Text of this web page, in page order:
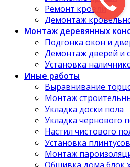
Ремонт кровли
Демонтаж
Монтаж деревянных
Подгонка окон и
Демонтаж дверей и
Установка
Иные работы
Выравнивание
Монтаж
Укладка доски пола
Укладка чернового
Настил чистового
Установка плинтусов
Монтаж